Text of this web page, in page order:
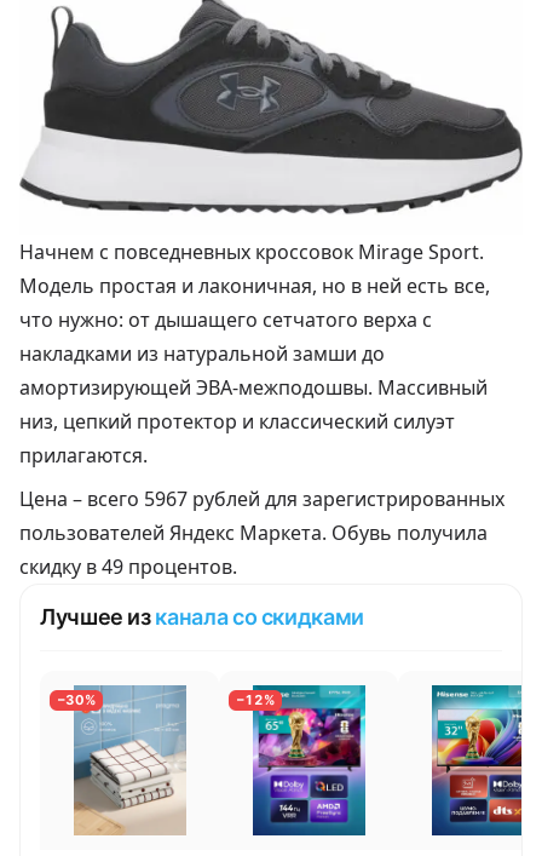
Начнем с повседневных кроссовок Mirage Sport.
Модель простая и лаконичная, но в ней есть все,
что нужно: от дышащего сетчатого верха с
накладками из натуральной замши до
амортизирующей ЭВА-межподошвы. Массивный
низ, цепкий протектор и классический силуэт
прилагаются.
Цена – всего 5967 рублей для зарегистрированных
пользователей Яндекс Маркета. Обувь получила
скидку в 49 процентов.
Лучшее изканала со скидками
−30% −12%